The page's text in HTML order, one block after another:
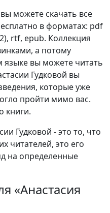
можете скачать все
в форматах: pdf
rtf, epub. Коллекция
а потому
языке вы можете читать
Гудковой вы
которые уже
пройти мимо вас.
книги.
Гудковой - это то, что
читателей, это его
на определенные
«Анастасия